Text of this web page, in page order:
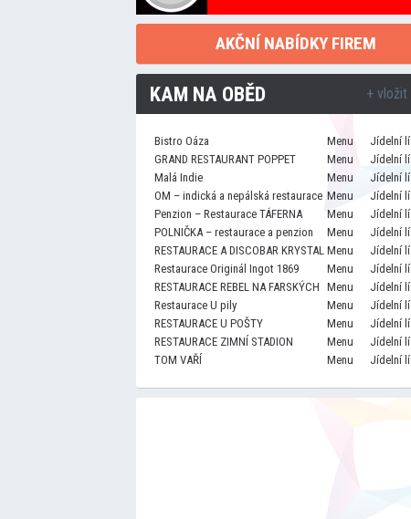
AKČNÍ NABÍDKY FIREM
KAM NA OBĚD + vložit
Bistro Oáza Menu
Jídelní
GRAND RESTAURANT POPPET
Menu
Jídelní
Malá Indie
Menu
Jídelní
OM – indická a nepálská restaurace Menu
Jídelní
Penzion – Restaurace TÁFERNA
Menu
Jídelní
POLNIČKA – restaurace a penzion
Menu
Jídelní
RESTAURACE A DISCOBAR KRYSTAL Menu
Jídelní
Restaurace Originál Ingot 1869
Menu
Jídelní
RESTAURACE REBEL NA FARSKÝCH Menu
Jídelní
Restaurace U pily
Menu
Jídelní
RESTAURACE U POŠTY
Menu
Jídelní
RESTAURACE ZIMNÍ STADION
Menu
Jídelní
TOM VAŘÍ
Menu Jídelní